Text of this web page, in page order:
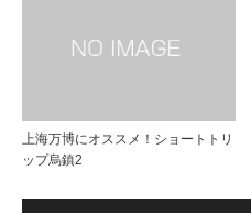
上海万博にオススメ！ショートトリ
ップ烏鎮2